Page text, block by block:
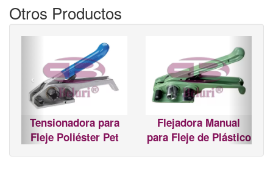
Otros Productos
Tensionadora para
Fleje Poliéster Pet
Flejadora Manual
para Fleje de Plástico
‹ ›